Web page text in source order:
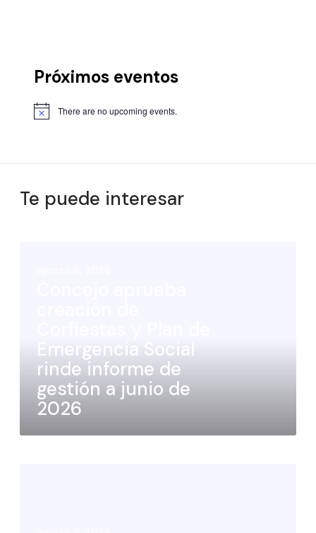
Próximos eventos
There are no upcoming events.
Te puede interesar
Emergencia Social
rinde informe de
gestión a junio de
2026